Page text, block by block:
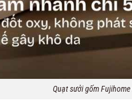
Quạt sưởi gốm